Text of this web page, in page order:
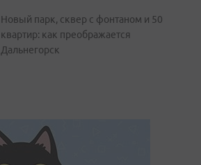
Новый парк, сквер с фонтаном и 50
квартир: как преображается
Дальнегорск